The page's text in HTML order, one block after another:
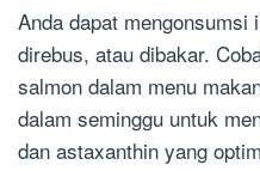
Anda dapat mengonsumsi
direbus, atau dibakar.
salmon dalam menu
dalam seminggu untuk
dan astaxanthin yang